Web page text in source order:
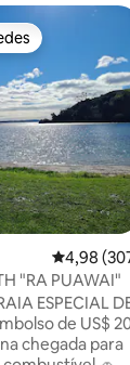
dos
4,98 de
4,98
"RA PUAWAI"
ESPECIAL
de US$
chegada para